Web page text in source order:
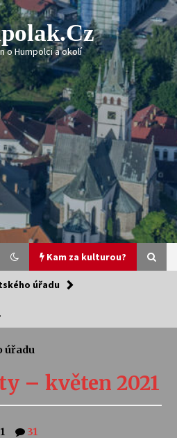
o Humpolci a okolí
Kam za kulturou?
Josefíny Duškové: Stávám se
úřadu
úřadu
– květen 2021
31